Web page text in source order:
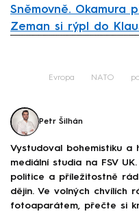
Sněmovně. Okamura
Zeman si rýpl do
Evropa NATO
Petr Šilhán
Vystudoval bohemistiku a
mediální studia na FSV
politice a příležitostně
dějin. Ve volných chvílích
fotoaparátem, přečte si